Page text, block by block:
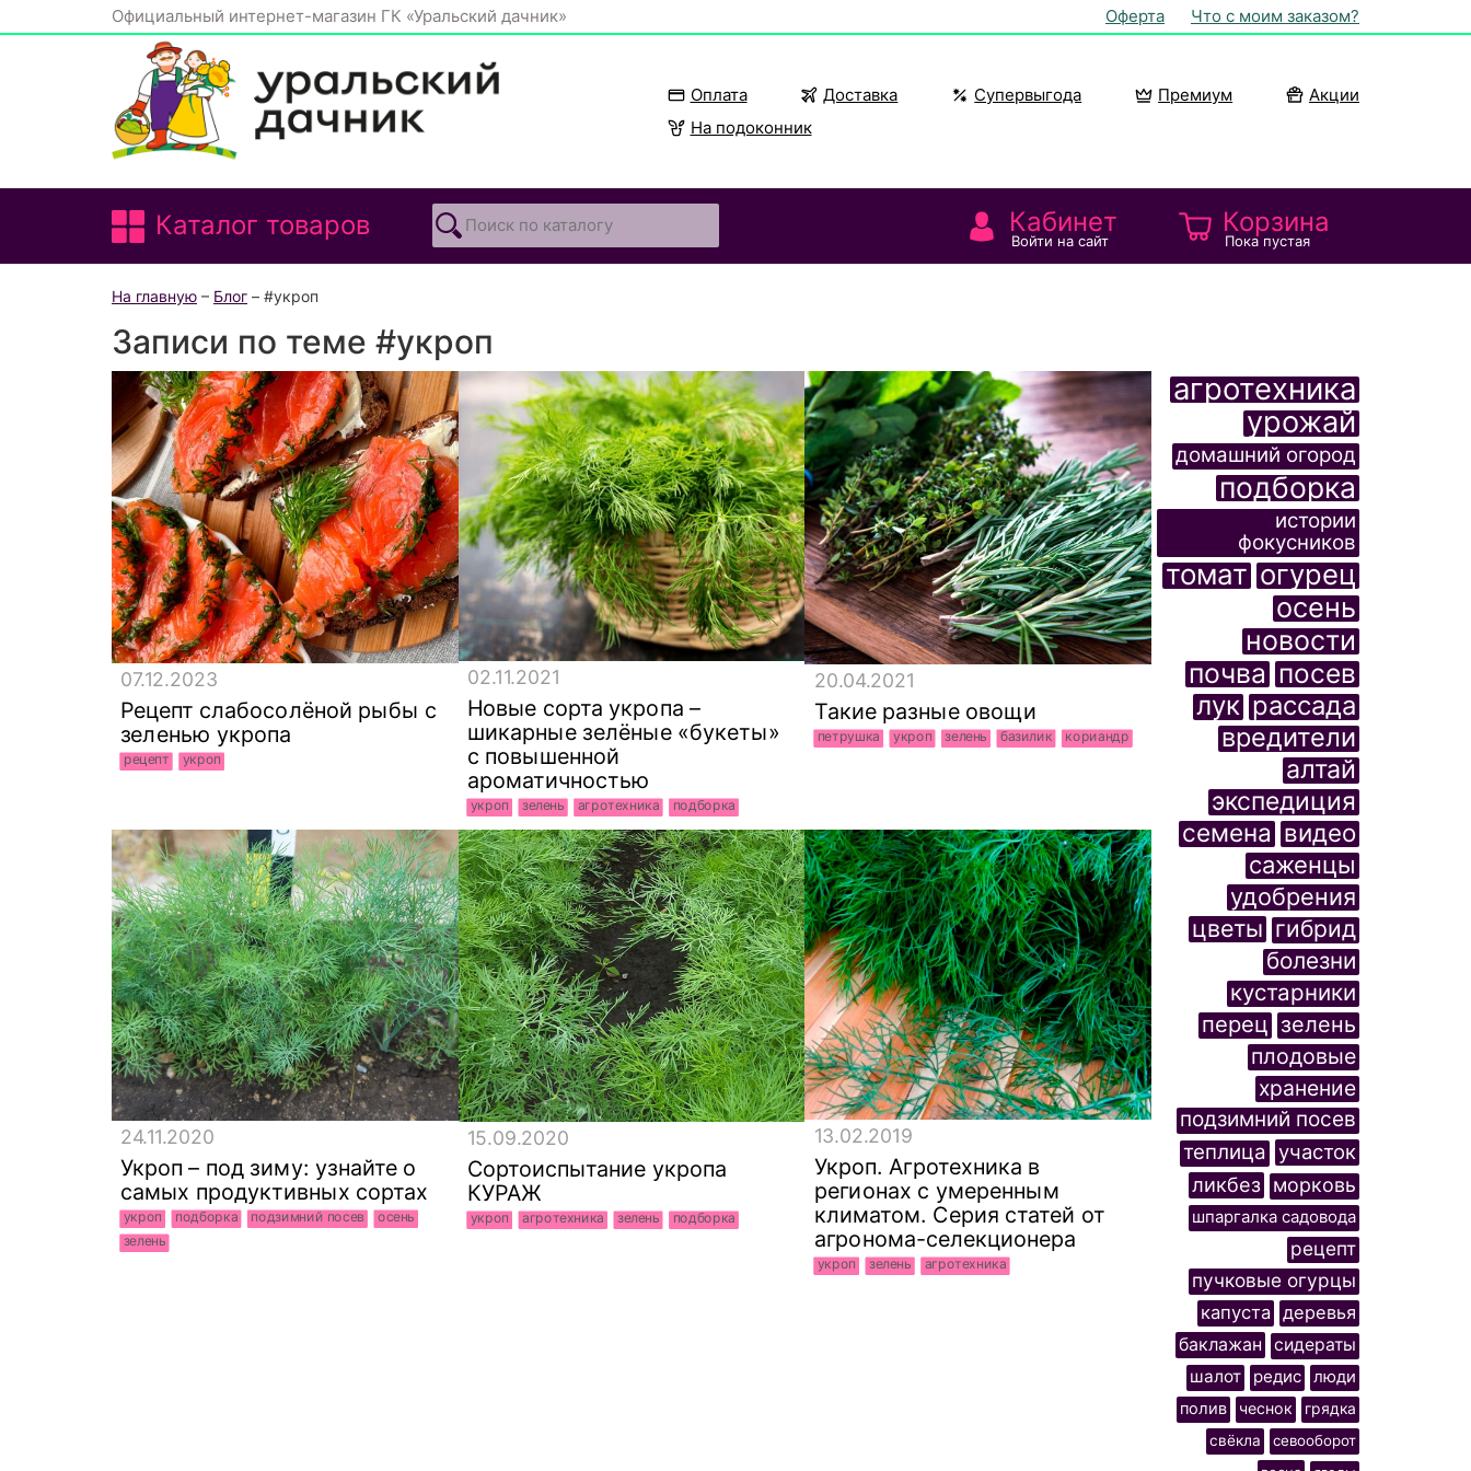
Официальный интернет-магазин ГК «Уральский дачник» Оферта Что с моим заказом?
Оплата Доставка Супервыгода Премиум
Акции
На подоконник
Каталог товаров Кабинет
Войти на сайт
Корзина
Пока пустая
На главную – Блог – #укроп
Записи по теме #укроп
07.12.2023
Рецепт слабосолёной рыбы с
зеленью укропа
рецепт укроп
02.11.2021
Новые сорта укропа –
шикарные зелёные «букеты»
с повышенной
ароматичностью
укроп зелень агротехника подборка
20.04.2021
Такие разные овощи
петрушка укроп зелень базилик кориандр
24.11.2020
Укроп – под зиму: узнайте о
самых продуктивных сортах
укроп подборка подзимний посев
осень
зелень
15.09.2020
Сортоиспытание укропа
КУРАЖ
укроп агротехника зелень подборка
13.02.2019
Укроп. Агротехника в
регионах с умеренным
климатом. Серия статей от
агронома-селекционера
укроп зелень агротехника
агротехника
урожай
домашний огород
подборка
истории
фокусников
томат огурец
осень
новости
почва посев
лук рассада
вредители
алтай
экспедиция
семена видео
саженцы
удобрения
цветы гибрид
болезни
кустарники
перец зелень
плодовые
хранение
подзимний посев
теплица участок
ликбез морковь
шпаргалка садовода
рецепт
пучковые огурцы
капуста деревья
баклажан
сидераты
шалот
редис
люди
полив
чеснок грядка
свёкла
севооборот